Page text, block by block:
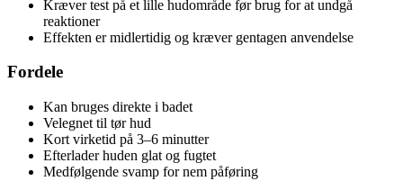
Kræver test på et lille hudområde før brug for at undgå
reaktioner
Effekten er midlertidig og kræver gentagen anvendelse
Fordele
Kan bruges direkte i badet
Velegnet til tør hud
Kort virketid på 3–6 minutter
Efterlader huden glat og fugtet
Medfølgende svamp for nem påføring